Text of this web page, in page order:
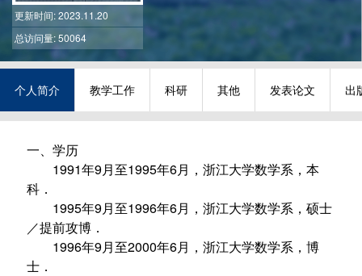
更新时间: 2023.11.20
总访问量: 50064
个人简介 教学工作 科研 其他 发表论文 出
一、学历
1991年9月至1995年6月，浙江大学数学系，本
科．
1995年9月至1996年6月，浙江大学数学系，硕士
／提前攻博．
1996年9月至2000年6月，浙江大学数学系，博
士．